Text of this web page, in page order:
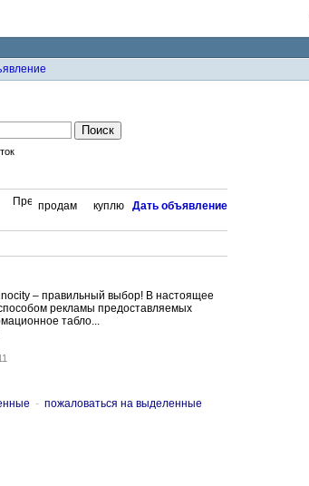
продам куплю Дaть объявление
– правильный выбор! В настоящее
рекламы предоставляемых
табло...
- пожаловаться на выделенные